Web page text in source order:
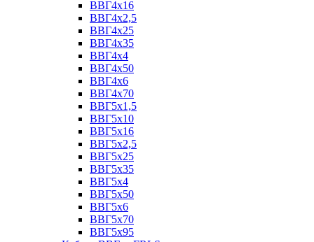
ВВГ4х16
ВВГ4х2,5
ВВГ4х25
ВВГ4х35
ВВГ4х4
ВВГ4х50
ВВГ4х6
ВВГ4х70
ВВГ5х1,5
ВВГ5х10
ВВГ5х16
ВВГ5х2,5
ВВГ5х25
ВВГ5х35
ВВГ5х4
ВВГ5х50
ВВГ5х6
ВВГ5х70
ВВГ5х95